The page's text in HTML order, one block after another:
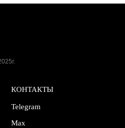
КОНТАКТЫ
Telegram
Max